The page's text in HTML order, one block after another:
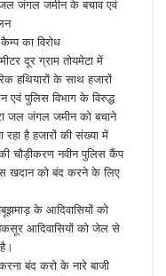
जल जंगल जमीन के बचाव एवं
का विरोध
दूर ग्राम तोयमेटा में
हथियारों के साथ हजारों
एवं पुलिस विभाग के विरुद्ध
जल जंगल जमीन को बचाने
है हजारों की संख्या में
चौड़ीकरण नवीन पुलिस कैंप
खदान को बंद करने के लिए
के आदिवासियों को
आदिवासियों को जेल से
बंद करो के नारे बाजी